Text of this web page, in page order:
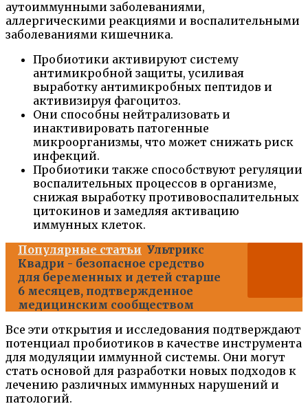
аутоиммунными заболеваниями,
аллергическими реакциями и воспалительными
заболеваниями кишечника.
Пробиотики активируют систему
антимикробной защиты, усиливая
выработку антимикробных пептидов и
активизируя фагоцитоз.
Они способны нейтрализовать и
инактивировать патогенные
микроорганизмы, что может снижать риск
инфекций.
Пробиотики также способствуют регуляции
воспалительных процессов в организме,
снижая выработку противовоспалительных
цитокинов и замедляя активацию
иммунных клеток.
Популярные статьи Ультрикс
Квадри - безопасное средство
для беременных и детей старше
6 месяцев, подтвержденное
медицинским сообществом
Все эти открытия и исследования подтверждают
потенциал пробиотиков в качестве инструмента
для модуляции иммунной системы. Они могут
стать основой для разработки новых подходов к
лечению различных иммунных нарушений и
патологий.